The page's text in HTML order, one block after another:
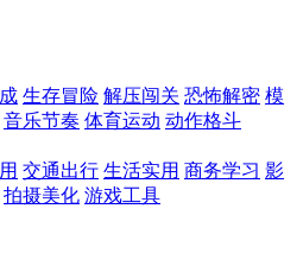
生存冒险 解压闯关 恐怖解密 模
音乐节奏 体育运动 动作格斗
交通出行 生活实用 商务学习 影
拍摄美化 游戏工具